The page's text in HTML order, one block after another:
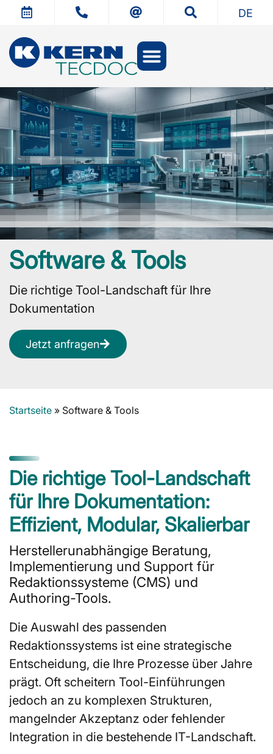
DE
Software & Tools
Die richtige Tool-Landschaft für Ihre
Dokumentation
Jetzt anfragen
Startseite » Software & Tools
Die richtige Tool-Landschaft
für Ihre Dokumentation:
Effizient, Modular, Skalierbar
Herstellerunabhängige Beratung,
Implementierung und Support für
Redaktionssysteme (CMS) und
Authoring-Tools.
Die Auswahl des passenden
Redaktionssystems ist eine strategische
Entscheidung, die Ihre Prozesse über Jahre
prägt. Oft scheitern Tool-Einführungen
jedoch an zu komplexen Strukturen,
mangelnder Akzeptanz oder fehlender
Integration in die bestehende IT-Landschaft.